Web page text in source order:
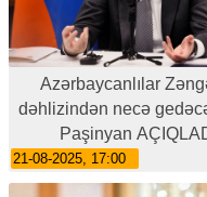
Azərbaycanlılar
dəhlizindən necə
Paşinyan
21-08-2025, 17:00